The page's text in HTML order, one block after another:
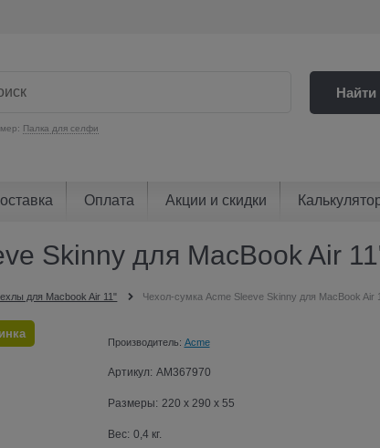
Палка для селфи
Найти
Оплата Акции и скидки
Skinny для MacBook Air
для Macbook Air 11" Чехол-сумка Acme Sleeve Skinny для MacBook
Производитель: Acme
Артикул: AM367970
Размеры: 220 x 290 x 55
Вес: 0,4кг.